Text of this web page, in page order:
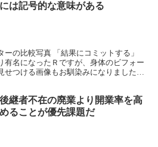
には記号的な意味がある
の比較写真 「結果にコミットする」
有名になったＲですが、身体のビフォー
つける画像もお馴染みになりました。
後継者不在の廃業より開業率を高
めることが優先課題だ